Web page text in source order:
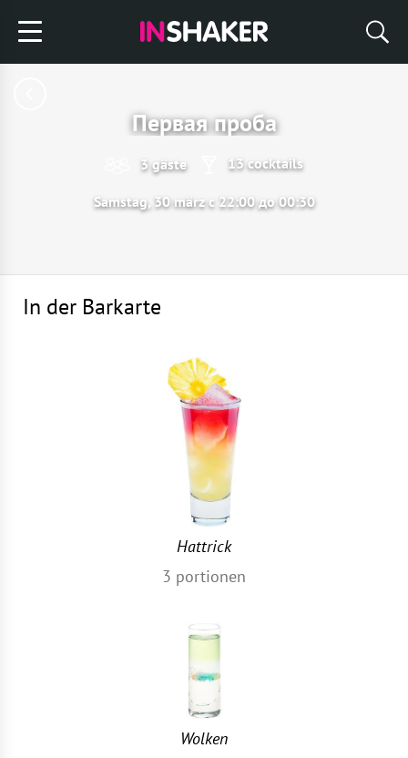
Первая проба
3 gäste 13 cocktails
Samstag, 30 märz с 22:00 до 00:30
In der Barkarte
Hattrick
3 portionen
Wolken